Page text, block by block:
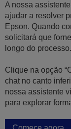
A nossa
ajudar a resolver
Epson. Quando
solicitará que
longo do processo.
Clique na opção
chat no canto
nossa assistente
para explorar